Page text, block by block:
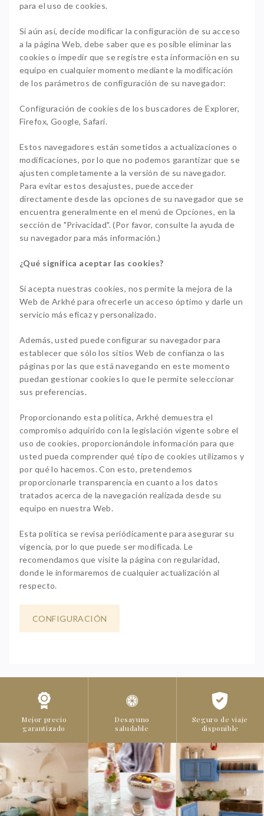
para el uso de cookies.
Si aún así, decide modificar la configuración de su acceso
a la página Web, debe saber que es posible eliminar las
cookies o impedir que se registre esta información en su
equipo en cualquier momento mediante la modificación
de los parámetros de configuración de su navegador:
Configuración de cookies de los buscadores de Explorer,
Firefox, Google, Safari.
Estos navegadores están sometidos a actualizaciones o
modificaciones, por lo que no podemos garantizar que se
ajusten completamente a la versión de su navegador.
Para evitar estos desajustes, puede acceder
directamente desde las opciones de su navegador que se
encuentra generalmente en el menú de Opciones, en la
sección de "Privacidad". (Por favor, consulte la ayuda de
su navegador para más información.)
¿Qué significa aceptar las cookies?
Si acepta nuestras cookies, nos permite la mejora de la
Web de Arkhé para ofrecerle un acceso óptimo y darle un
servicio más eficaz y personalizado.
Además, usted puede configurar su navegador para
establecer que sólo los sitios Web de confianza o las
páginas por las que está navegando en este momento
puedan gestionar cookies lo que le permite seleccionar
sus preferencias.
Proporcionando esta política, Arkhé demuestra el
compromiso adquirido con la legislación vigente sobre el
uso de cookies, proporcionándole información para que
usted pueda comprender qué tipo de cookies utilizamos y
por qué lo hacemos. Con esto, pretendemos
proporcionarle transparencia en cuanto a los datos
tratados acerca de la navegación realizada desde su
equipo en nuestra Web.
Esta política se revisa periódicamente para asegurar su
vigencia, por lo que puede ser modificada. Le
recomendamos que visite la página con regularidad,
donde le informaremos de cualquier actualización al
respecto.
CONFIGURACIÓN
Mejor precio
garantizado
Desayuno
saludable
Seguro de viaje
disponible